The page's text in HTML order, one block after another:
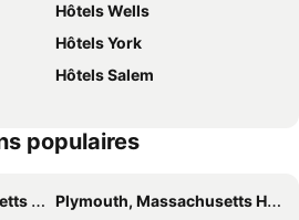
Chemin de la Liberté
Aéroport régional de Beverly
Lawrence Municipal Airport
West End
Hôtels Wells
Hôtels York
Hôtels Salem
populaires
Plymouth, Massachusetts Hôtels